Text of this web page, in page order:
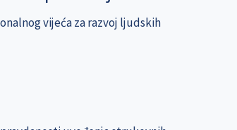
vijeća za razvoj ljudskih